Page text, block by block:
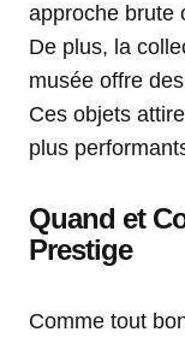
approche brute
De plus, la
musée offre
Ces objets
plus
Quand et
Prestige
Comme tout